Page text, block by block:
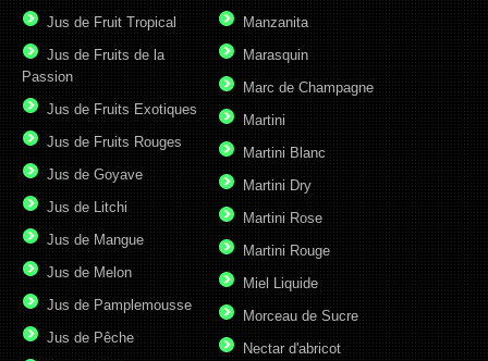
Jus de Fruit Tropical
Jus de Fruits de la
Passion
Jus de Fruits Exotiques
Jus de Fruits Rouges
Jus de Goyave
Jus de Litchi
Jus de Mangue
Jus de Melon
Jus de Pamplemousse
Jus de Pêche
Manzanita
Marasquin
Marc de Champagne
Martini
Martini Blanc
Martini Dry
Martini Rose
Martini Rouge
Miel Liquide
Morceau de Sucre
Nectar d'abricot